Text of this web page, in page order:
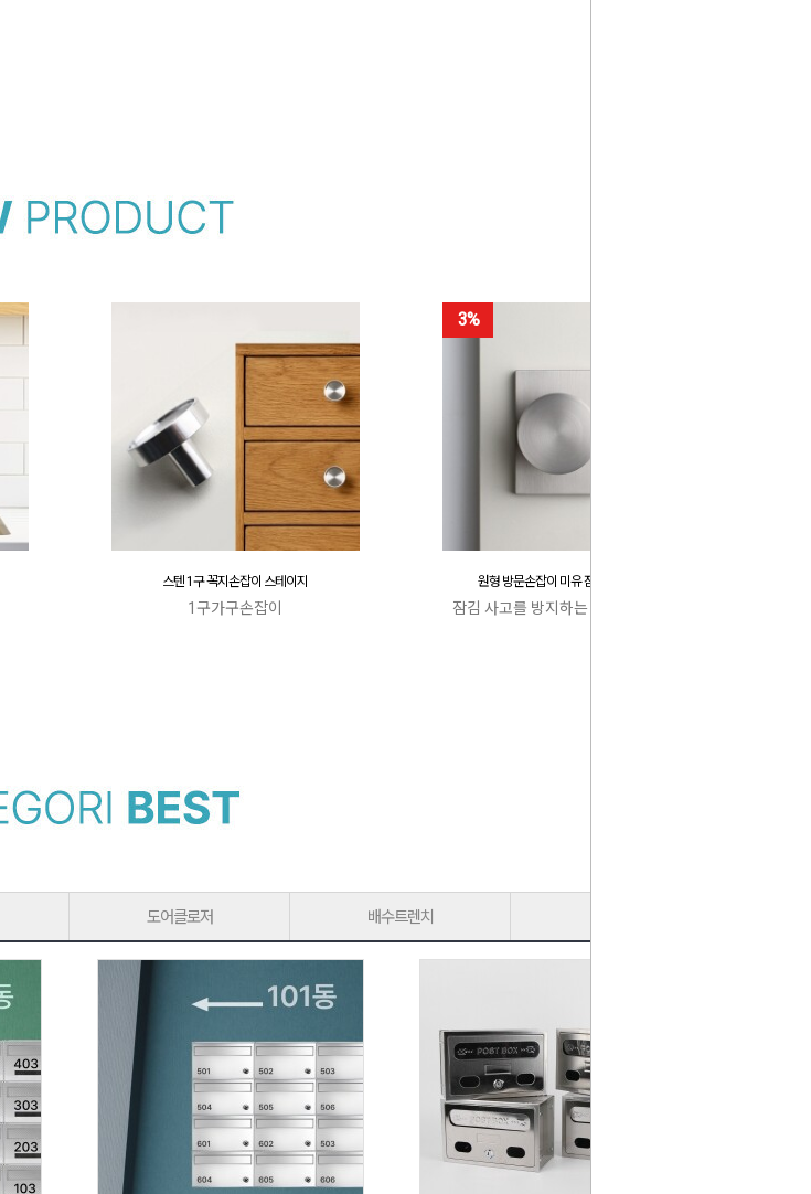
스텐 1구 꼭지손잡이 스테이지
1구가구손잡이
3%
원형 방문손잡이 미유 잠김 사고 방지
잠김 사고를 방지하는 특허 캐치박스
도어클로저 배수트렌치